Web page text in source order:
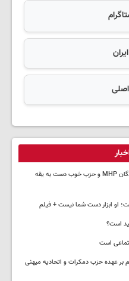
تنش بر سر میراث ملی گرایی ترکی؛ نمایندگان MHP و حزب خوب دست به یقه
او ابزار دست شما نیست + فیلم
است؟
است
عهده حزب دمکرات و اتحادیه میهنی